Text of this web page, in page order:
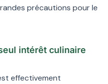
précautions pour le
intérêt culinaire
effectivement